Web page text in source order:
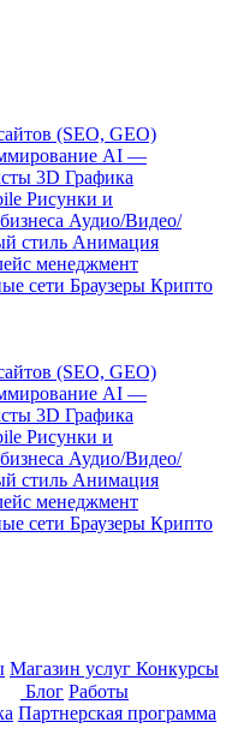
(SEO, GEO)
AI —
3D Графика
Рисунки и
Аудио/Видео/
стиль Анимация
менеджмент
сети Браузеры Крипто
(SEO, GEO)
AI —
3D Графика
Рисунки и
Аудио/Видео/
стиль Анимация
менеджмент
сети Браузеры Крипто
Магазин услуг Конкурсы
Блог Работы
Партнерская программа